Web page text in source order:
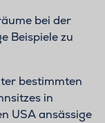
bei der
Beispiele zu
bestimmten
in
USA ansässige